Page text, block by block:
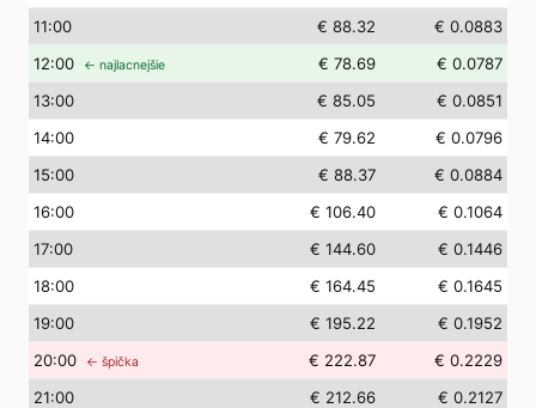
11:00 € 88.32
€ 0.0883
12:00 ← najlacnejšie € 78.69
€ 0.0787
13:00 € 85.05
€ 0.0851
14:00 € 79.62
€ 0.0796
15:00 € 88.37
€ 0.0884
16:00 € 106.40
€ 0.1064
17:00 € 144.60
€ 0.1446
18:00 € 164.45
€ 0.1645
19:00 € 195.22
€ 0.1952
20:00 ← špička € 222.87
€ 0.2229
21:00 € 212.66
€ 0.2127